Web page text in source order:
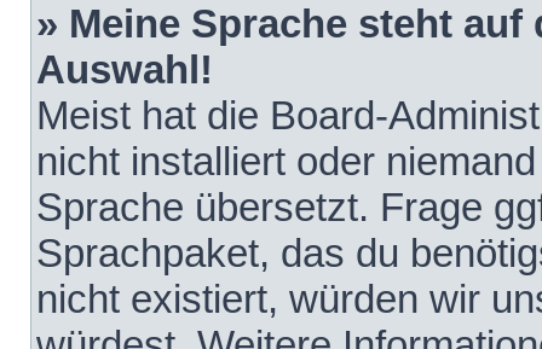
» Meine Sprache steht
Auswahl!
Meist hat die Board-
nicht installiert oder
Sprache übersetzt. Frage
Sprachpaket, das du
nicht existiert, würden wir